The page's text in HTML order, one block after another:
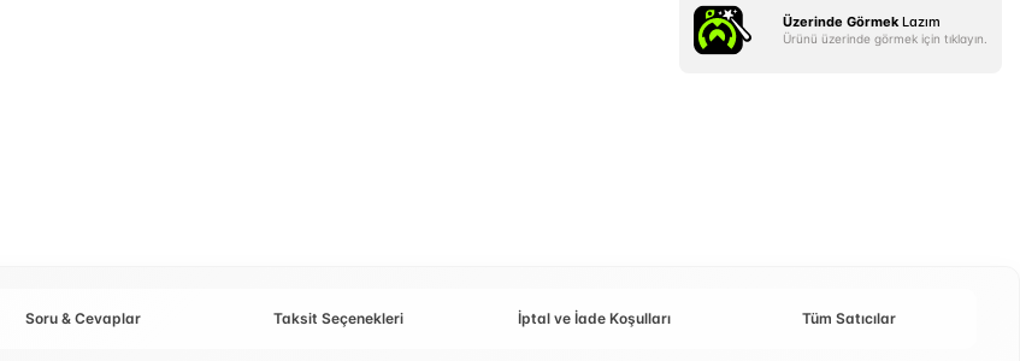
Üzerinde Görmek Lazım
Ürünü üzerinde görmek için tıklayın.
Soru & Cevaplar Taksit Seçenekleri İptal ve İade Koşulları Tüm Satıcılar